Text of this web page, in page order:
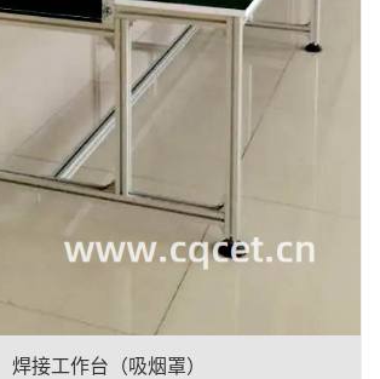
焊接工作台（吸烟罩）